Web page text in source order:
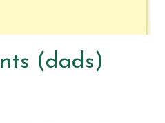
(dads)